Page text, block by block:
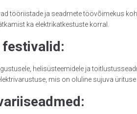
tööriistade ja seadmete töövõimekus
ka elektrikatkestuste korral.
festivalid:
helisüsteemidele ja
mis on oluline sujuva